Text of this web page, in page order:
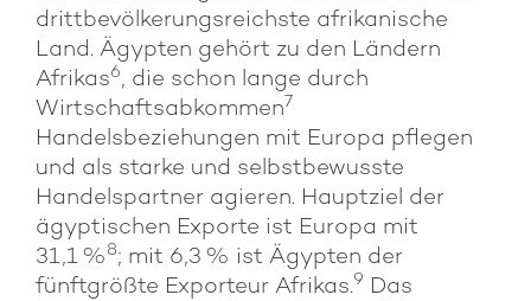
drittbevölkerungsreichste afrikanische
Land. Ägypten gehört zu den Ländern
Afrikas6, die schon lange durch
Wirtschaftsabkommen7
Handelsbeziehungen mit Europa pflegen
und als starke und selbstbewusste
Handelspartner agieren. Hauptziel der
ägyptischen Exporte ist Europa mit
31,1 % 8; mit 6,3 % ist Ägypten der
fünftgrößte Exporteur Afrikas.9 Das